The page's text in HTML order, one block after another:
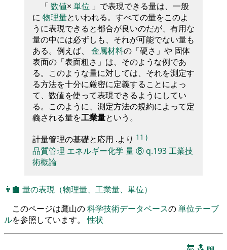
「 数値× 単位 」で表現できる量は、一般
に 物理量といわれる。すべての量をこのよ
うに表現できると都合が良いのだが、有用な
量の中には必ずしも、それが可能でない量も
ある。例えば、 金属材料の「硬さ」や 固体
表面の「表面粗さ」は、そのような例であ
る。このような量に対しては、それを測定す
る方法を十分に厳密に定義することによっ
て、数値を使って表現できるようにしてい
る。このように、測定方法の規約によって定
義される量を工業量という。
計量管理の基礎と応用 .より 11 )
品質管理 エネルギー化学 量⑧q.193工業技
術概論
👨‍🏫 量の表現（物理量、工業量、単位）
このページは鷹山の科学技術データベースの単位テーブ
ルを参照しています。性状
🔚 🔝 📖